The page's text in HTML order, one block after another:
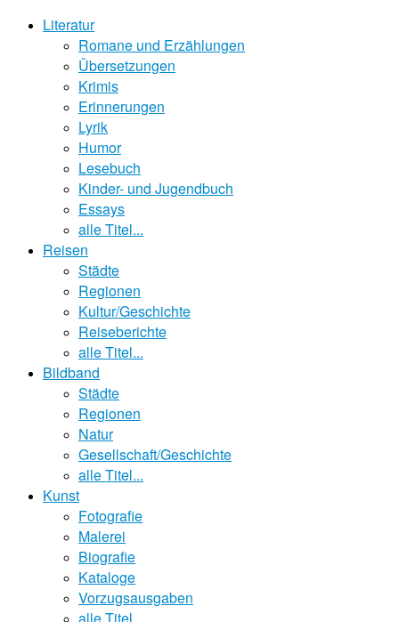
Literatur
Romane und Erzählungen
Übersetzungen
Krimis
Erinnerungen
Lyrik
Humor
Lesebuch
Kinder- und Jugendbuch
Essays
alle Titel...
Reisen
Städte
Regionen
Kultur/Geschichte
Reiseberichte
alle Titel...
Bildband
Städte
Regionen
Natur
Gesellschaft/Geschichte
alle Titel...
Kunst
Fotografie
Malerei
Biografie
Kataloge
Vorzugsausgaben